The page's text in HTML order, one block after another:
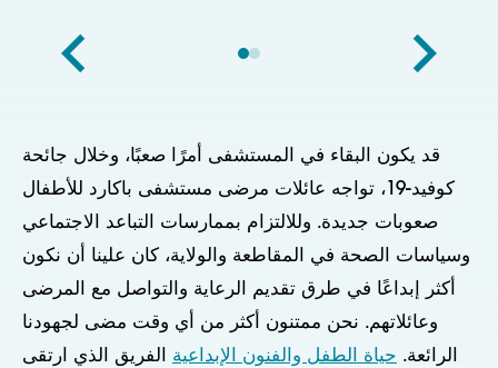
قد يكون البقاء في المستشفى أمرًا صعبًا، وخلال جائحة
كوفيد-19، تواجه عائلات مرضى مستشفى باكارد للأطفال
صعوبات جديدة. وللالتزام بممارسات التباعد الاجتماعي
وسياسات الصحة في المقاطعة والولاية، كان علينا أن نكون
أكثر إبداعًا في طرق تقديم الرعاية والتواصل مع المرضى
وعائلاتهم. نحن ممتنون أكثر من أي وقت مضى لجهودنا
الرائعة. حياة الطفل والفنون الإبداعية الفريق الذي ارتقى